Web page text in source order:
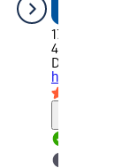
179,00 Kč
4 ks (44,75
Dontodent
hlavice pro